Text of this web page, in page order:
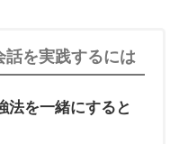
を実践するには
法を一緒にすると